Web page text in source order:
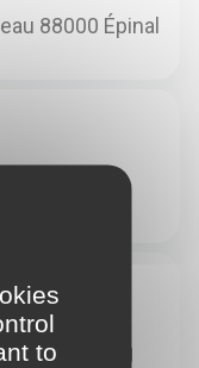
88000 Épinal
De Tassig
to